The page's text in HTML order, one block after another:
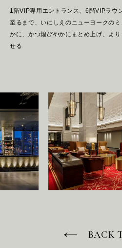
SINGAP
RECR
C ONT
1階VIP専用エントランス、6階VIPラウ
至るまで、いにしえのニューヨークの
かに、かつ煌びやかにまとめ上げ、よ
せる
BACK